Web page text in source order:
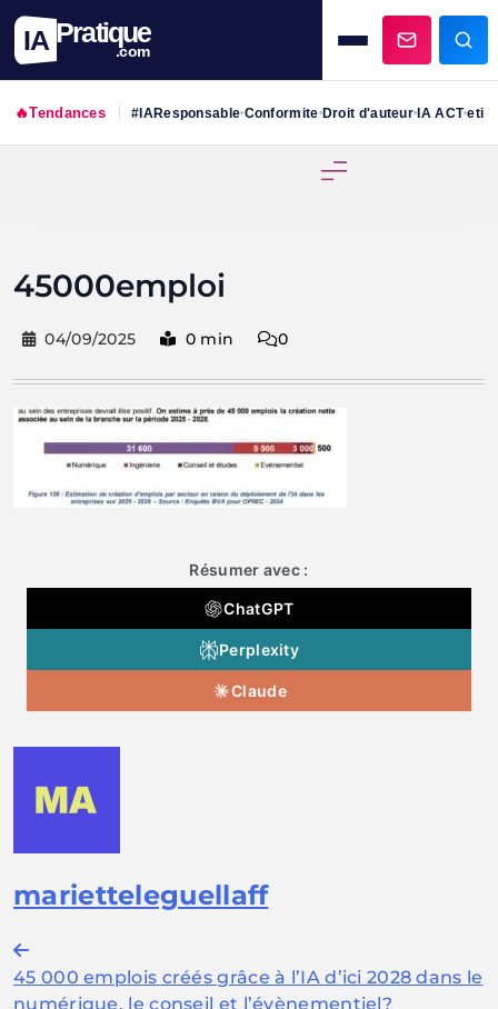
IA Pratique
.com
🔥Tendances #IAResponsable•Conformite•Droit d'auteur•IA ACT•
45000emploi
04/09/2025 0 min 0
Résumer avec :
ChatGPT
Perplexity
Claude
marietteleguellaff
Navigation
de
45 000 emplois créés grâce à l’IA d’ici 2028 dans le
numérique, le conseil et l’évènementiel?